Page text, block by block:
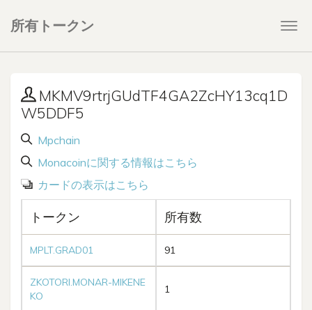
所有トークン
MKMV9rtrjGUdTF4GA2ZcHY13cq1D
W5DDF5
Mpchain
Monacoinに関する情報はこちら
カードの表示はこちら
トークン 所有数
MPLT.GRAD01 91
ZKOTORI.MONAR-MIKENE
KO
1